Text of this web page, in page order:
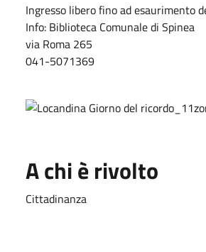
Ingresso libero fino ad esaurimento
Info: Biblioteca Comunale di Spinea
via Roma 265
041-5071369
A chi è rivolto
Cittadinanza